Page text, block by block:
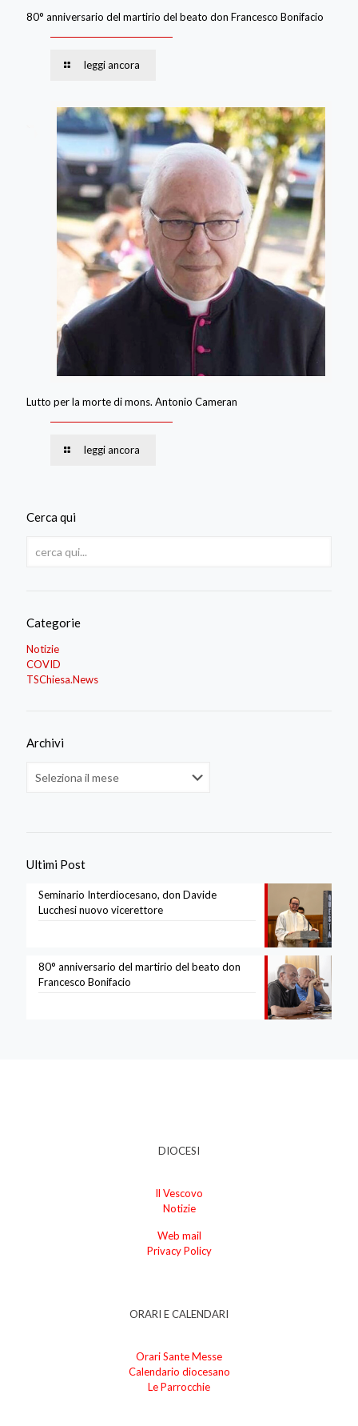
80° anniversario del martirio del beato don Francesco Bonifacio
leggi ancora
Lutto per la morte di mons. Antonio Cameran
leggi ancora
Cerca qui
Categorie
Notizie
COVID
TSChiesa.News
Archivi
Ultimi Post
Seminario Interdiocesano, don Davide
Lucchesi nuovo vicerettore
80° anniversario del martirio del beato don
Francesco Bonifacio
DIOCESI
Il Vescovo
Notizie
Web mail
Privacy Policy
ORARI E CALENDARI
Orari Sante Messe
Calendario diocesano
Le Parrocchie